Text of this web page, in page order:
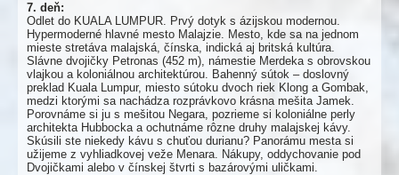
7. deň:
Odlet do KUALA LUMPUR. Prvý dotyk s ázijskou modernou.
Hypermoderné hlavné mesto Malajzie. Mesto, kde sa na jednom
mieste stretáva malajská, čínska, indická aj britská kultúra.
Slávne dvojičky Petronas (452 m), námestie Merdeka s obrovskou
vlajkou a koloniálnou architektúrou. Bahenný sútok – doslovný
preklad Kuala Lumpur, miesto sútoku dvoch riek Klong a Gombak,
medzi ktorými sa nachádza rozprávkovo krásna mešita Jamek.
Porovnáme si ju s mešitou Negara, pozrieme si koloniálne perly
architekta Hubbocka a ochutnáme rôzne druhy malajskej kávy.
Skúsili ste niekedy kávu s chuťou durianu? Panorámu mesta si
užijeme z vyhliadkovej veže Menara. Nákupy, oddychovanie pod
Dvojičkami alebo v čínskej štvrti s bazárovými uličkami.